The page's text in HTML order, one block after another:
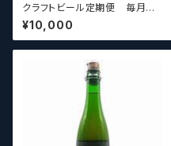
クラフトビール定期便 毎月厳
選したクラフトビールをお届けし
ます。（10本～12本）
¥10,000